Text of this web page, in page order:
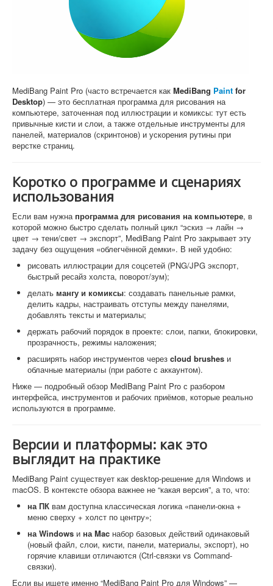
MediBang Paint Pro (часто встречается как MediBang Paint for
Desktop) — это бесплатная программа для рисования на
компьютере, заточенная под иллюстрации и комиксы: тут есть
привычные кисти и слои, а также отдельные инструменты для
панелей, материалов (скринтонов) и ускорения рутины при
верстке страниц.
Коротко о программе и сценариях
использования
Если вам нужна программа для рисования на компьютере, в
которой можно быстро сделать полный цикл “эскиз → лайн →
цвет → тени/свет → экспорт”, MediBang Paint Pro закрывает эту
задачу без ощущения «облегчённой демки». В ней удобно:
рисовать иллюстрации для соцсетей (PNG/JPG экспорт,
быстрый ресайз холста, поворот/зум);
делать мангу и комиксы: создавать панельные рамки,
делить кадры, настраивать отступы между панелями,
добавлять тексты и материалы;
держать рабочий порядок в проекте: слои, папки, блокировки,
прозрачность, режимы наложения;
расширять набор инструментов через cloud brushes и
облачные материалы (при работе с аккаунтом).
Ниже — подробный обзор MediBang Paint Pro с разбором
интерфейса, инструментов и рабочих приёмов, которые реально
используются в программе.
Версии и платформы: как это
выглядит на практике
MediBang Paint существует как desktop-решение для Windows и
macOS. В контексте обзора важнее не “какая версия”, а то, что:
на ПК вам доступна классическая логика «панели-окна +
меню сверху + холст по центру»;
на Windows и на Mac набор базовых действий одинаковый
(новый файл, слои, кисти, панели, материалы, экспорт), но
горячие клавиши отличаются (Ctrl-связки vs Command-
связки).
Если вы ищете именно “MediBang Paint Pro для Windows” —